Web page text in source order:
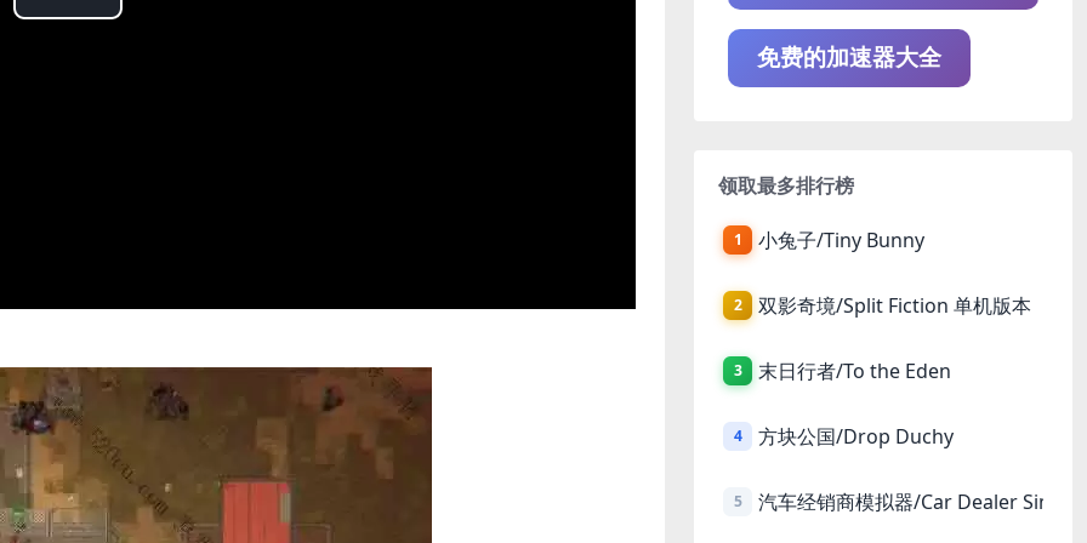
Play
免费的加速器大全
领取最多排行榜
1 小兔子/Tiny Bunny
2 双影奇境/Split Fiction 单机版本
3 末日行者/To the Eden
4 方块公国/Drop Duchy
5 汽车经销商模拟器/Car Dealer